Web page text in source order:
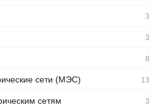
3
3
8
сети (МЭС) 13
сетям 3